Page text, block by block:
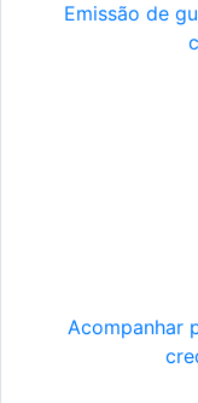
Emissão de
Acompanhar